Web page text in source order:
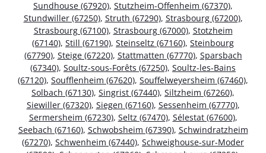
Sundhouse (67920), Stutzheim-Offenheim (67370),
Stundwiller (67250), Struth (67290), Strasbourg (67200),
Strasbourg (67100), Strasbourg (67000), Stotzheim
(67140), Still (67190), Steinseltz (67160), Steinbourg
(67790), Steige (67220), Stattmatten (67770), Sparsbach
(67340), Soultz-sous-Forêts (67250), Soultz-les-Bains
(67120), Soufflenheim (67620), Souffelweyersheim (67460),
Solbach (67130), Singrist (67440), Siltzheim (67260),
Siewiller (67320), Siegen (67160), Sessenheim (67770),
Sermersheim (67230), Seltz (67470), Sélestat (67600),
Seebach (67160), Schwobsheim (67390), Schwindratzheim
(67270), Schwenheim (67440), Schweighouse-sur-Moder